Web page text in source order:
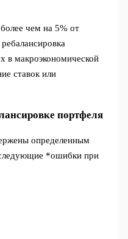
чем на 5% от
в макроэкономической
ставок или
портфеля
определенным
*ошибки при